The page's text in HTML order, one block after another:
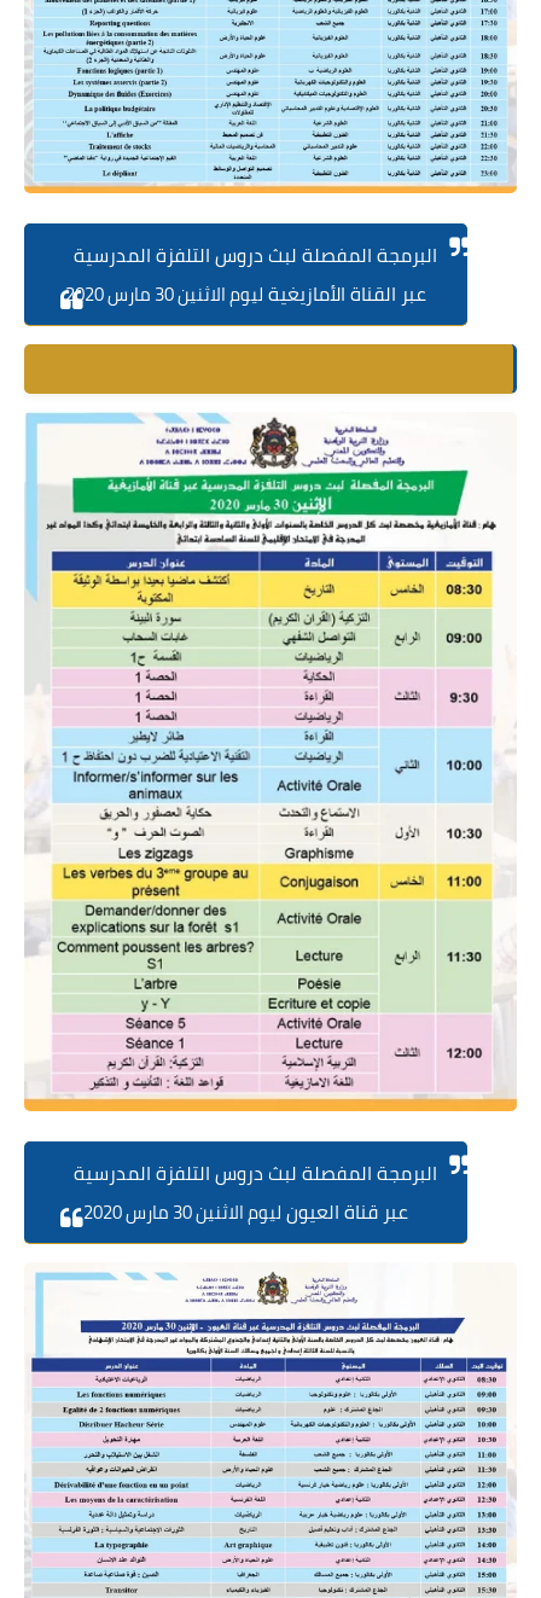
البرمجة المفصلة لبث دروس التلفزة المدرسية
عبر القناة الأمازيغيةليوم الاثنين 30 مارس 2020
البرمجة المفصلة لبث دروس التلفزة المدرسية
عبر قناة العيونليوم الاثنين 30 مارس 2020